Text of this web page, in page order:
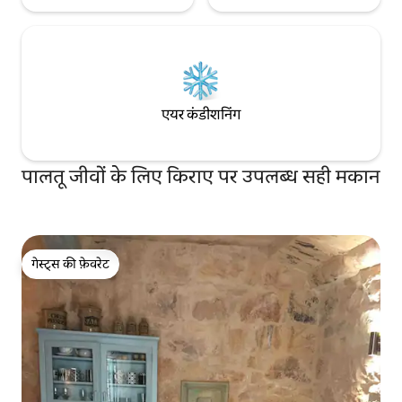
एयर कंडीशनिंग
पालतू जीवों के लिए किराए पर उपलब्ध सही मकान
गेस्ट्स की फ़ेवरेट
गेस्ट्स की फ़ेवरेट